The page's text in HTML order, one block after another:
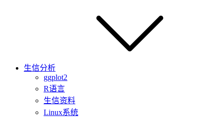
生信分析
ggplot2
R语言
生信资料
Linux系统